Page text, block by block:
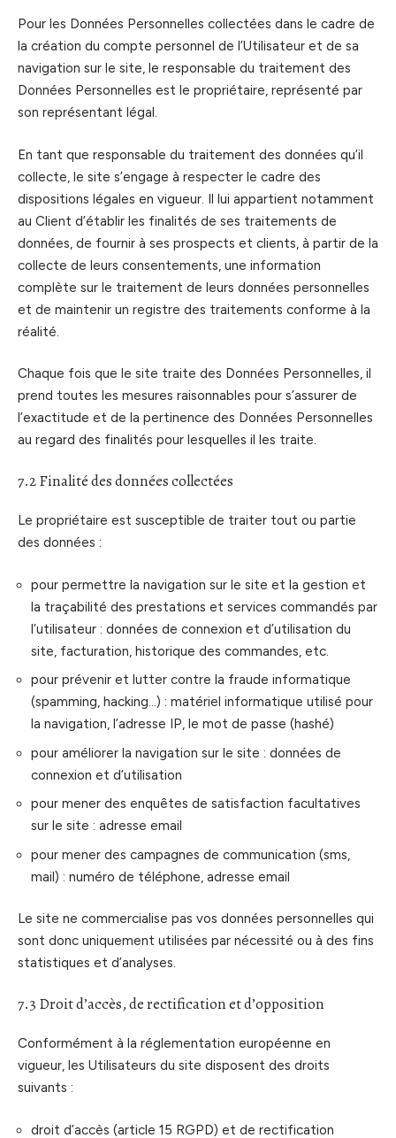
Pour les Données Personnelles collectées dans le cadre de
la création du compte personnel de l’Utilisateur et de sa
navigation sur le site, le responsable du traitement des
Données Personnelles est le propriétaire, représenté par
son représentant légal.
En tant que responsable du traitement des données qu’il
collecte, le site s’engage à respecter le cadre des
dispositions légales en vigueur. Il lui appartient notamment
au Client d’établir les finalités de ses traitements de
données, de fournir à ses prospects et clients, à partir de la
collecte de leurs consentements, une information
complète sur le traitement de leurs données personnelles
et de maintenir un registre des traitements conforme à la
réalité.
Chaque fois que le site traite des Données Personnelles, il
prend toutes les mesures raisonnables pour s’assurer de
l’exactitude et de la pertinence des Données Personnelles
au regard des finalités pour lesquelles il les traite.
7.2 Finalité des données collectées
Le propriétaire est susceptible de traiter tout ou partie
des données :
pour permettre la navigation sur le site et la gestion et
la traçabilité des prestations et services commandés par
l’utilisateur : données de connexion et d’utilisation du
site, facturation, historique des commandes, etc.
pour prévenir et lutter contre la fraude informatique
(spamming, hacking…) : matériel informatique utilisé pour
la navigation, l’adresse IP, le mot de passe (hashé)
pour améliorer la navigation sur le site : données de
connexion et d’utilisation
pour mener des enquêtes de satisfaction facultatives
sur le site : adresse email
pour mener des campagnes de communication (sms,
mail) : numéro de téléphone, adresse email
Le site ne commercialise pas vos données personnelles qui
sont donc uniquement utilisées par nécessité ou à des fins
statistiques et d’analyses.
7.3 Droit d’accès, de rectification et d’opposition
Conformément à la réglementation européenne en
vigueur, les Utilisateurs du site disposent des droits
suivants :
droit d’accès (article 15 RGPD) et de rectification